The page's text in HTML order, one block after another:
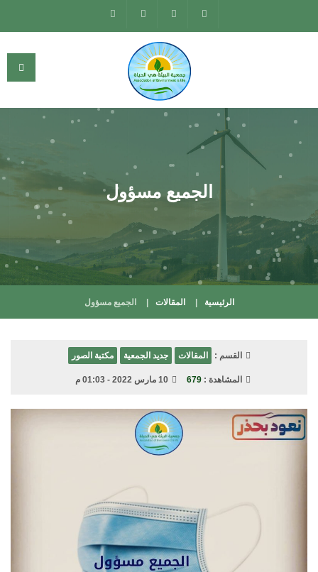
الجميع مسؤول
الرئيسية المقالات الجميع مسؤول
القسم : المقالات جديد الجمعية مكتبة الصور
المشاهدة :679 10 مارس 2022 - 01:03 م